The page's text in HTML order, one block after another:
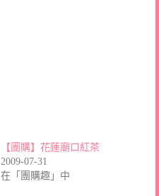
【團購】花蓮廟口紅茶
2009-07-31
在「團購趣」中